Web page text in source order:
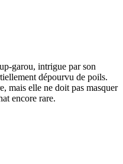
garou, intrigue par son
dépourvu de poils.
mais elle ne doit pas masquer
encore rare.